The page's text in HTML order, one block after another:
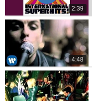
2:39
4:48